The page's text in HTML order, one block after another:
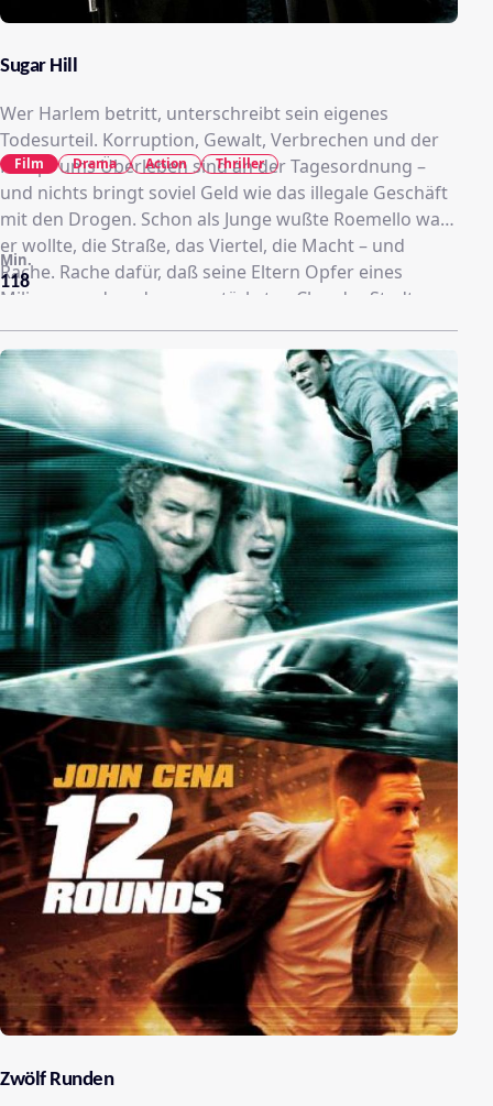
Sugar Hill
Wer Harlem betritt, unterschreibt sein eigenes
Todesurteil. Korruption, Gewalt, Verbrechen und der
Kampf ums Überleben sind an der Tagesordnung –
und nichts bringt soviel Geld wie das illegale Geschäft
mit den Drogen. Schon als Junge wußte Roemello was
er wollte, die Straße, das Viertel, die Macht – und
Rache. Rache dafür, daß seine Eltern Opfer eines
Milieus wurden, das vom stärksten Clan der Stadt
geprägt ist. Die Männer, nach deren Vorbild er sich
hochkämpfte, warten nur auf eine Gelegenheit, mit
Romoello und seinem Bruder abzurechnen, denn in
dieser Stadt kann es immer nur einen geben.
118
Min.
Film Drama Action Thriller
Zwölf Runden